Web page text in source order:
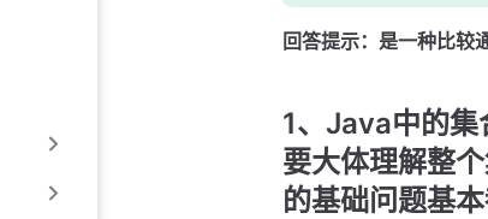
回答提示：是一种比较
1、Java中的集
要大体理解整
的基础问题基